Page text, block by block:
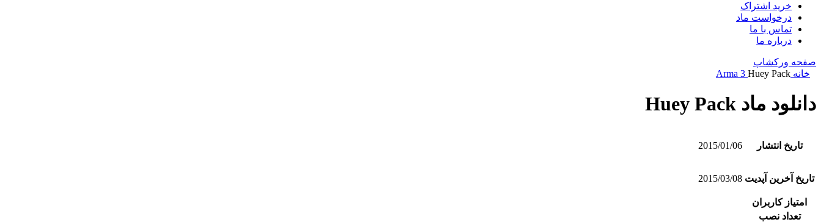
خرید اشتراک
درخواست ماد
تماس با ما
درباره ما
صفحه ورکشاپ
خانه
Arma 3 Huey Pack
دانلود ماد Huey Pack
تاریخ انتشار 2015/01/06
تاریخ آخرین آپدیت 2015/03/08
امتیاز کاربران
تعداد نصب